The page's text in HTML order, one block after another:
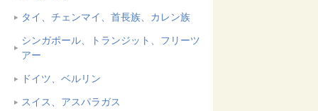
タイ、チェンマイ、首長族、カレン族
シンガポール、トランジット、フリーツ
アー
ドイツ、ベルリン
スイス、アスパラガス